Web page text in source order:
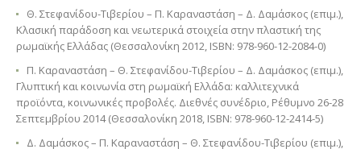
Θ. Στεφανίδου-Τιβερίου – Π. Καραναστάση – Δ. Δαμάσκος (επιμ.),
Κλασική παράδοση και νεωτερικά στοιχεία στην πλαστική της
ρωμαϊκής Ελλάδας (Θεσσαλονίκη 2012, ISBN: 978-960-12-2084-0)
Π. Καραναστάση – Θ. Στεφανίδου-Τιβερίου – Δ. Δαμάσκος (επιμ.),
Γλυπτική και κοινωνία στη ρωμαϊκή Ελλάδα: καλλιτεχνικά
προϊόντα, κοινωνικές προβολές. Διεθνές συνέδριο, Ρέθυμνο 26-28
Σεπτεμβρίου 2014 (Θεσσαλονίκη 2018, ISBN: 978-960-12-2414-5)
Δ. Δαμάσκος – Π. Καραναστάση – Θ. Στεφανίδου-Τιβερίου (επιμ.),